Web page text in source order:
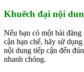
Khuếch đại nội
Nếu bạn có một bài
cận hạn chế, hãy sử
nội dung tiếp cận đến
nhanh chóng.